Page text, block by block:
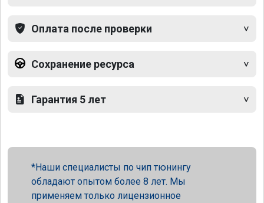
Оплата после проверки
Сохранение ресурса
Гарантия 5 лет
Наши специалисты по чип тюнингу
обладают опытом более 8 лет. Мы
применяем только лицензионное